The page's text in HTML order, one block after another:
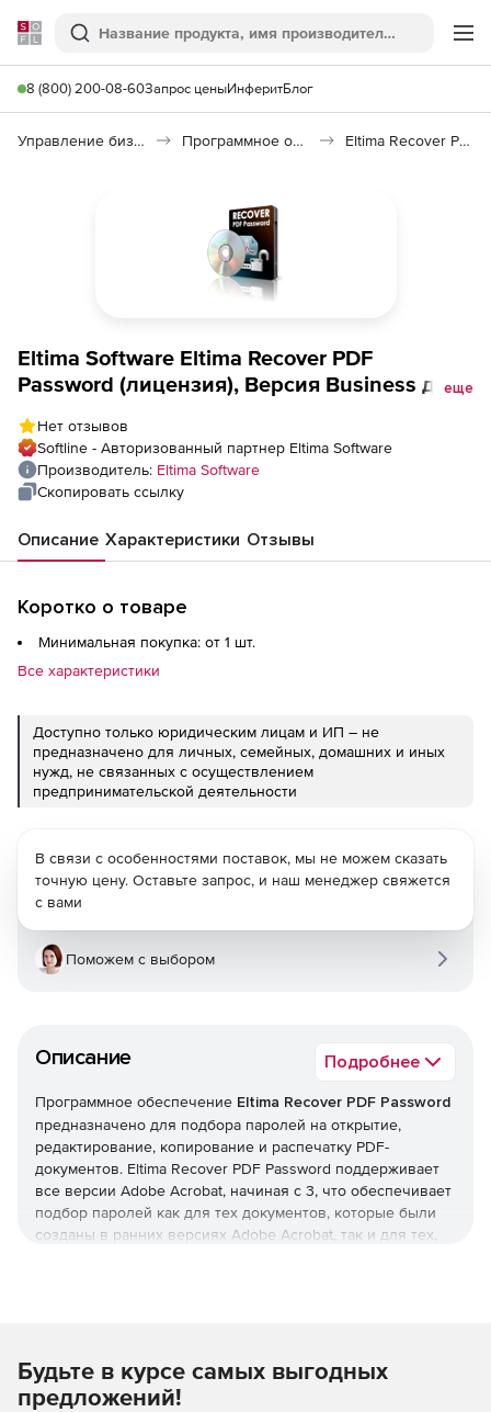
Softline
Поиск
8 (800) 200-08-60Запрос ценыИнферитБлог
Управление бизнесом, CRM/ERP Программное обеспечение для работы с документами Eltima Recover PDF Password
Eltima Software Eltima Recover PDF
Password (лицензия), Версия Business дляеще
Нет отзывов
Softline - Авторизованный партнер Eltima Software
Производитель: Eltima Software
Скопировать ссылку
Описание Характеристики Отзывы
Коротко о товаре
Минимальная покупка: от 1 шт.
Все характеристики
Доступно только юридическим лицам и ИП – не
предназначено для личных, семейных, домашних и иных
нужд, не связанных с осуществлением
предпринимательской деятельности
Описание Подробнее
Программное обеспечение Eltima Recover PDF Password
предназначено для подбора паролей на открытие,
редактирование, копирование и распечатку PDF-
документов. Eltima Recover PDF Password поддерживает
все версии Adobe Acrobat, начиная с 3, что обеспечивает
подбор паролей как для тех документов, которые были
созданы в ранних версиях Adobe Acrobat, так и для тех,
копирования, редактирования и распечатки PDF-
документов.
В связи с особенностями поставок, мы не можем сказать
точную цену. Оставьте запрос, и наш менеджер свяжется
с вами
Поможем с выбором
Будьте в курсе самых выгодных
предложений!